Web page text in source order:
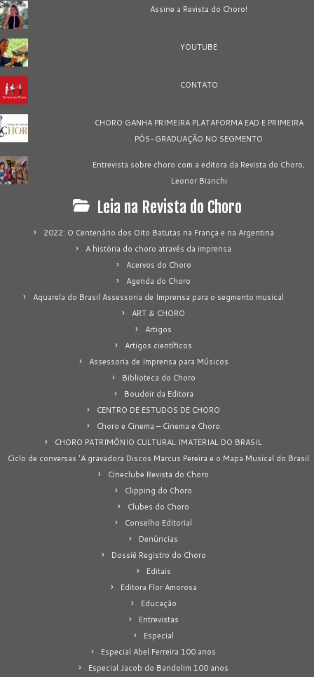
Assine a Revista do Choro!
YOUTUBE
CONTATO
CHORO GANHA PRIMEIRA PLATAFORMA EAD E PRIMEIRA
PÓS-GRADUAÇÃO NO SEGMENTO
Entrevista sobre choro com a editora da Revista do Choro,
Leonor Bianchi
Leia na Revista do Choro
2022: O Centenário dos Oito Batutas na França e na Argentina
A história do choro através da imprensa
Acervos do Choro
Agenda do Choro
Aquarela do Brasil Assessoria de Imprensa para o segmento musical
ART & CHORO
Artigos
Artigos científicos
Assessoria de Imprensa para Músicos
Biblioteca do Choro
Boudoir da Editora
CENTRO DE ESTUDOS DE CHORO
Choro e Cinema – Cinema e Choro
CHORO PATRIMÔNIO CULTURAL IMATERIAL DO BRASIL
Ciclo de conversas 'A gravadora Discos Marcus Pereira e o Mapa Musical do Brasil
Cineclube Revista do Choro
Clipping do Choro
Clubes do Choro
Conselho Editorial
Denúncias
Dossiê Registro do Choro
Editais
Editora Flor Amorosa
Educação
Entrevistas
Especial
Especial Abel Ferreira 100 anos
Especial Jacob do Bandolim 100 anos